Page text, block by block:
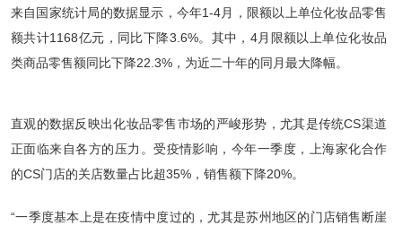
来自国家统计局的数据显示，今年1-4月，限额以上单位化妆品零售
额共计1168亿元，同比下降3.6%。其中，4月限额以上单位化妆品
类商品零售额同比下降22.3%，为近二十年的同月最大降幅。
直观的数据反映出化妆品零售市场的严峻形势，尤其是传统CS渠道
正面临来自各方的压力。受疫情影响，今年一季度，上海家化合作
的CS门店的关店数量占比超35%，销售额下降20%。
“一季度基本上是在疫情中度过的，尤其是苏州地区的门店销售断崖